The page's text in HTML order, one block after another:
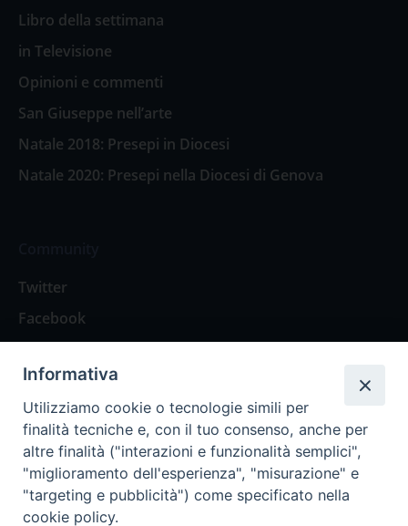
Libro della settimana
in Televisione
Opinioni e commenti
San Giuseppe nell’arte
Natale 2018: Presepi in Diocesi
Natale 2020: Presepi nella Diocesi di Genova
Twitter
Facebook
Contattaci
Spazio Lettori
Eventi
Eventi diocesani
Informativa
Utilizziamo cookie o tecnologie simili per
finalità tecniche e, con il tuo consenso, anche per
altre finalità ("interazioni e funzionalità semplici",
"miglioramento dell'esperienza", "misurazione" e
"targeting e pubblicità") come specificato nella
cookie policy.